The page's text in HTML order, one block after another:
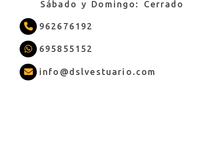
Sábado y Domingo: Cerrado
962676192
695855152
info dslvestuario.com